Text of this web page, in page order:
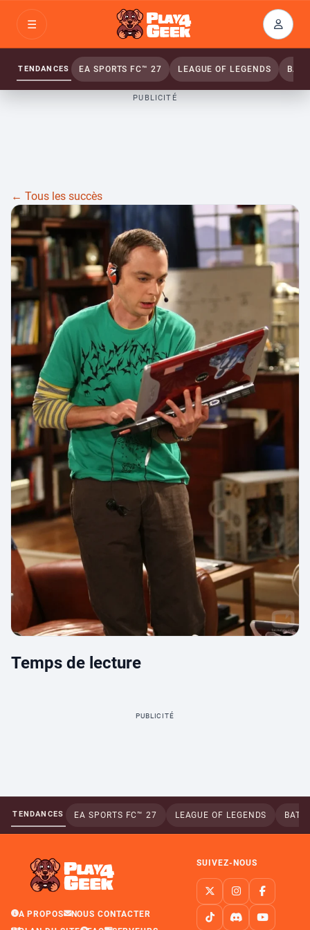
contenu
☰
ou
TENDANCES EA SPORTS FC™ 27 LEAGUE OF LEGENDS
PUBLICITÉ
← Tous les succès
Temps de lecture
PUBLICITÉ
TENDANCES EA SPORTS FC™ 27 LEAGUE OF LEGENDS
A PROPOS
NOUS CONTACTER
SUIVEZ-NOUS